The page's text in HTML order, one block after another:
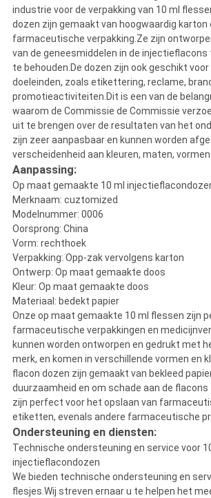
industrie voor de verpakking van 10 ml
dozen zijn gemaakt van hoogwaardig
farmaceutische verpakking.Ze zijn
van de geneesmiddelen in de
te behouden.De dozen zijn ook geschikt
doeleinden, zoals etikettering, reclame,
promotieactiviteiten.Dit is een van de
waarom de Commissie de Commissie
uit te brengen over de resultaten van het
zijn zeer aanpasbaar en kunnen worden
verscheidenheid aan kleuren, maten,
Aanpassing:
Op maat gemaakte 10 ml
Merknaam: cuztomized
Modelnummer: 0006
Oorsprong: China
Vorm: rechthoek
Verpakking: Opp-zak vervolgens karton
Ontwerp: Op maat gemaakte doos
Kleur: Op maat gemaakte doos
Materiaal: bedekt papier
Onze op maat gemaakte 10 ml flessen zijn
farmaceutische verpakkingen en
kunnen worden ontworpen en gedrukt met
merk, en komen in verschillende vormen en
flacon dozen zijn gemaakt van bekleed
duurzaamheid en om schade aan de
zijn perfect voor het opslaan van
etiketten, evenals andere farmaceutische
Ondersteuning en diensten:
Technische ondersteuning en service voor
injectieflacondozen
We bieden technische ondersteuning en
flesjes.Wij streven ernaar u te helpen het